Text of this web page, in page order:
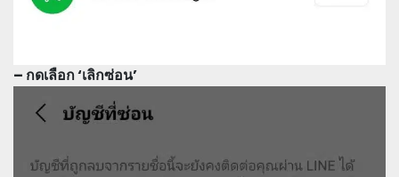
– กดเลือก ‘เลิกซ่อน’